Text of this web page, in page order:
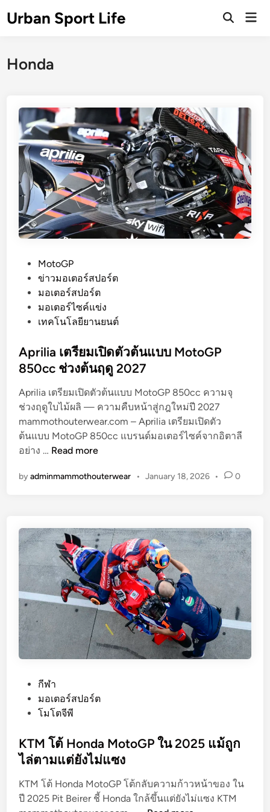
toUrban Sport Life
Open
Honda
i
n
MotoGP
ข่าวมอเตอร์สปอร์ต
มอเตอร์สปอร์ต
มอเตอร์ไซค์แข่ง
เทคโนโลยียานยนต์
Aprilia เตรียมเปิดตัวต้นแบบ MotoGP
850cc ช่วงต้นฤดู 2027
Aprilia เตรียมเปิดตัวต้นแบบ MotoGP 850cc ความจุ
ช่วงฤดูใบไม้ผลิ — ความคืบหน้าสู่กฎใหม่ปี 2027
mammothouterwear.com – Aprilia เตรียมเปิดตัว
ต้นแบบ MotoGP 850cc แบรนด์มอเตอร์ไซค์จากอิตาลี
อย่าง … A
r
a
ต
รี
ย
ม
เ
ปิ
ด
ว
ต้
น
บ
บ
o
t
Read more
byadminmammothouterwear • January 18, 2026 • 0
e
d
n
กีฬา
มอเตอร์สปอร์ต
โมโตจีพี
KTM โต้ Honda MotoGP ใน 2025 แม้ถูก
ไล่ตามแต่ยังไม่แซง
KTM โต้ Honda MotoGP โต้กลับความก้าวหน้าของ ใน
ปี 2025 Pit Beirer ชี้ Honda ใกล้ขึ้นแต่ยังไม่แซง KTM